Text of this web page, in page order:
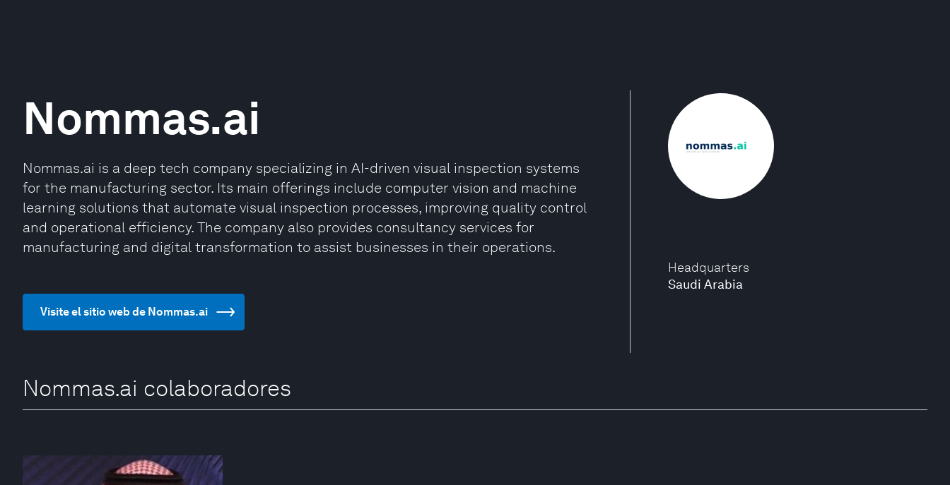
Headquarters
Saudi Arabia
Nommas.ai
Nommas.ai is a deep tech company specializing in AI-driven visual inspection systems
for the manufacturing sector. Its main offerings include computer vision and machine
learning solutions that automate visual inspection processes, improving quality control
and operational efficiency. The company also provides consultancy services for
manufacturing and digital transformation to assist businesses in their operations.
Visite el sitio web de Nommas.ai
Nommas.ai colaboradores